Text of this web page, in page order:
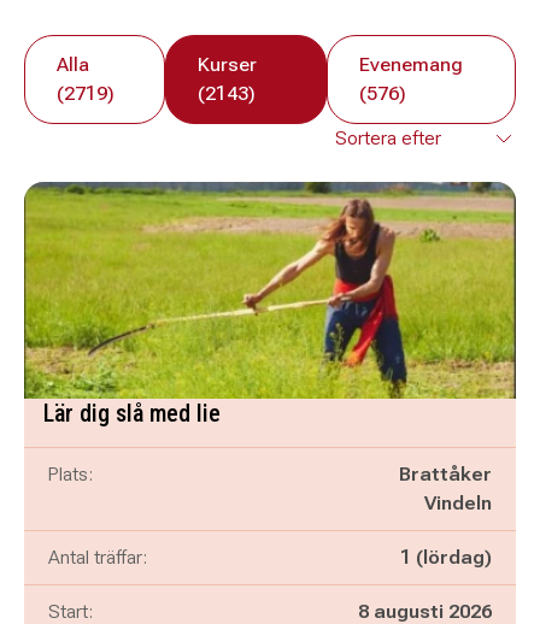
Alla
(2719)
Kurser
(2143)
Evenemang
(576)
Lär dig slå med lie
Plats:
Brattåker
Vindeln
Antal träffar: 1 (lördag)
Start: 8 augusti 2026